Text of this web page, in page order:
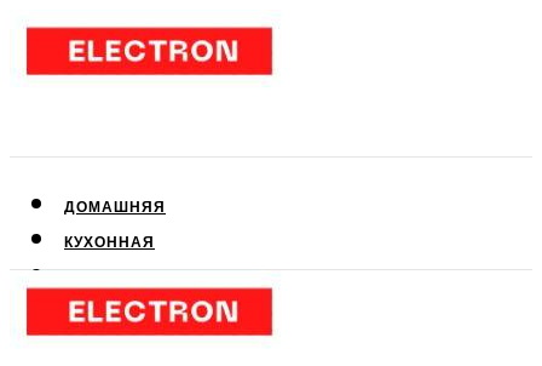
ДОМАШНЯЯ
КУХОННАЯ
КЛИМАТИЧЕСКАЯ